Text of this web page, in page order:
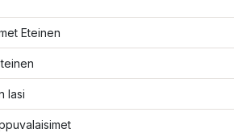
Eteinen
lasi